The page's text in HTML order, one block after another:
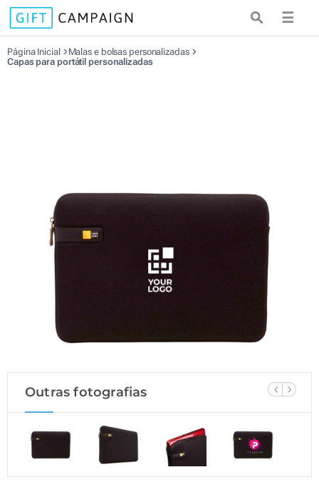
☰
Página Inicial
Malas e bolsas personalizadas
Capas para portátil personalizadas
Outras fotografias